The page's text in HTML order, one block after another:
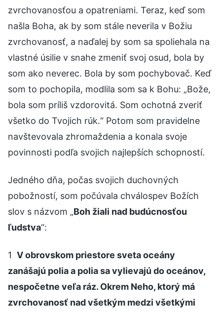
zvrchovanosťou a opatreniami. Teraz, keď som
našla Boha, ak by som stále neverila v Božiu
zvrchovanosť, a naďalej by som sa spoliehala na
vlastné úsilie v snahe zmeniť svoj osud, bola by
som ako neverec. Bola by som pochybovač. Keď
som to pochopila, modlila som sa k Bohu: „Bože,
bola som príliš vzdorovitá. Som ochotná zveriť
všetko do Tvojich rúk.“ Potom som pravidelne
navštevovala zhromaždenia a konala svoje
povinnosti podľa svojich najlepších schopností.
Jedného dňa, počas svojich duchovných
pobožností, som počúvala chválospev Božích
slov s názvom „Boh žiali nad budúcnosťou
ľudstva“:
1 V obrovskom priestore sveta oceány
zanášajú polia a polia sa vylievajú do oceánov,
nespočetne veľa ráz. Okrem Neho, ktorý má
zvrchovanosť nad všetkým medzi všetkými